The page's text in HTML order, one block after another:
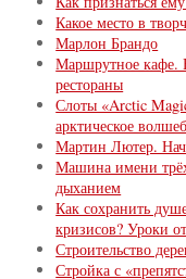
Какое место в
Марлон Брандо
Маршрутное кафе.
рестораны
Слоты «Arctic
арктическое
Мартин Лютер.
Машина имени
дыханием
Как сохранить
кризисов? Уроки
Строительство
Стройка с